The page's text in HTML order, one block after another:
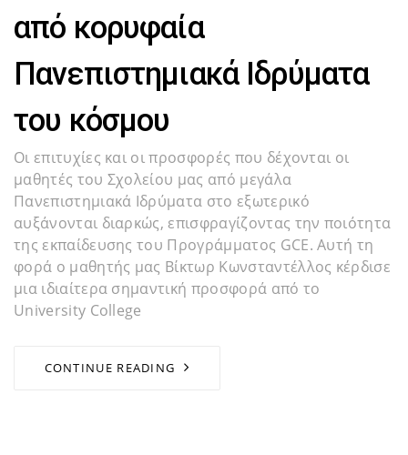
από κορυφαία
Πανεπιστημιακά Ιδρύματα
του κόσμου
Οι επιτυχίες και οι προσφορές που δέχονται οι
μαθητές του Σχολείου μας από μεγάλα
Πανεπιστημιακά Ιδρύματα στο εξωτερικό
αυξάνονται διαρκώς, επισφραγίζοντας την ποιότητα
της εκπαίδευσης του Προγράμματος GCE. Αυτή τη
φορά ο μαθητής μας Βίκτωρ Κωνσταντέλλος κέρδισε
μια ιδιαίτερα σημαντική προσφορά από το
University College
CONTINUE READING